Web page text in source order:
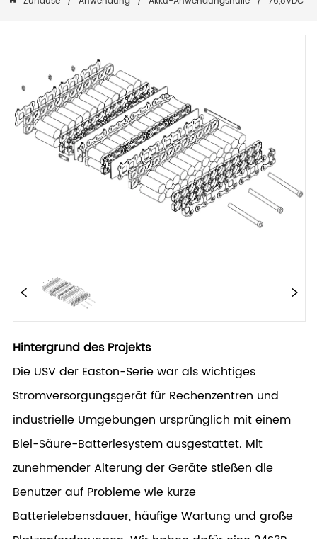
Hintergrund des Projekts
Die USV der Easton-Serie war als wichtiges
Stromversorgungsgerät für Rechenzentren und
industrielle Umgebungen ursprünglich mit einem
Blei-Säure-Batteriesystem ausgestattet. Mit
zunehmender Alterung der Geräte stießen die
Benutzer auf Probleme wie kurze
Batterielebensdauer, häufige Wartung und große